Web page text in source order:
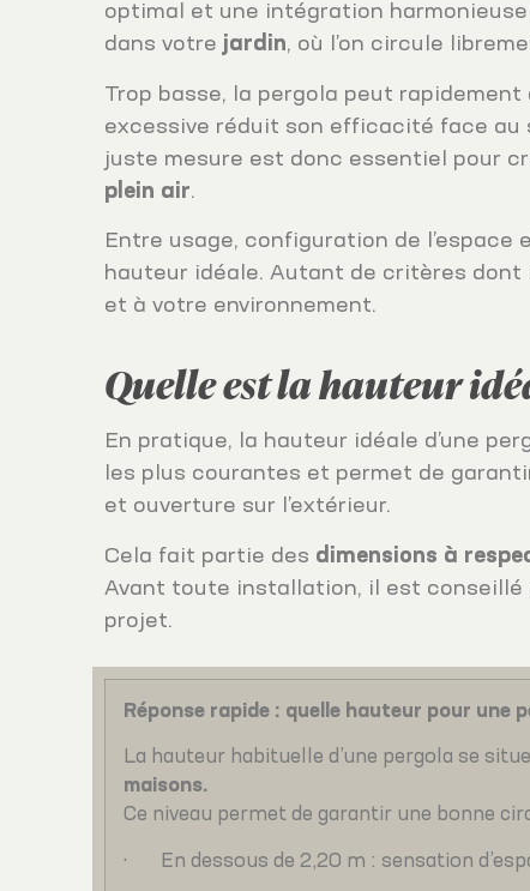
optimal et une intégration harmonieuse
dans votre jardin, où l’on circule
Trop basse, la pergola peut
excessive réduit son efficacité face au
juste mesure est donc essentiel pour
plein air.
Entre usage, configuration de
hauteur idéale. Autant de critères dont
et à votre environnement.
Quelle est la hauteur
En pratique, la hauteur idéale d’une
les plus courantes et permet de
et ouverture sur l’extérieur.
Cela fait partie des dimensions à
Avant toute installation, il est conseillé
projet.
Réponse rapide : quelle hauteur pour une
La hauteur habituelle d’une pergola se
maisons.
Ce niveau permet de garantir une bonne
· En dessous de 2,20 m : sensation